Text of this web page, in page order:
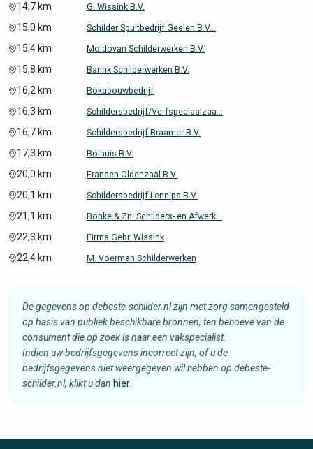
14,7 km G. Wissink B.V.
15,0 km Schilder Spuitbedrijf Geelen B.V...
15,4 km Moldovan Schilderwerken B.V.
15,8 km Barink Schilderwerken B.V.
16,2 km Bokabouwbedrijf
16,3 km Schildersbedrijf/Verfspeciaalzaa...
16,7 km Schildersbedrijf Braamer B.V.
17,3 km Bolhuis B.V.
20,0 km Fransen Oldenzaal B.V.
20,1 km Schildersbedrijf Lennips B.V.
21,1 km Bonke & Zn. Schilders- en Afwerk...
22,3 km Firma Gebr. Wissink
22,4 km M. Voerman Schilderwerken
De gegevens op debeste-schilder.nl zijn met zorg samengesteld
op basis van publiek beschikbare bronnen, ten behoeve van de
consument die op zoek is naar een vakspecialist.
Indien uw bedrijfsgegevens incorrect zijn, of u de
bedrijfsgegevens niet weergegeven wil hebben op debeste-
schilder.nl, klikt u dan hier